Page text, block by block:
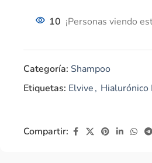
10 ¡Personas viendo
Categoría: Shampoo
Etiquetas: Elvive, Hialurónico
Compartir: